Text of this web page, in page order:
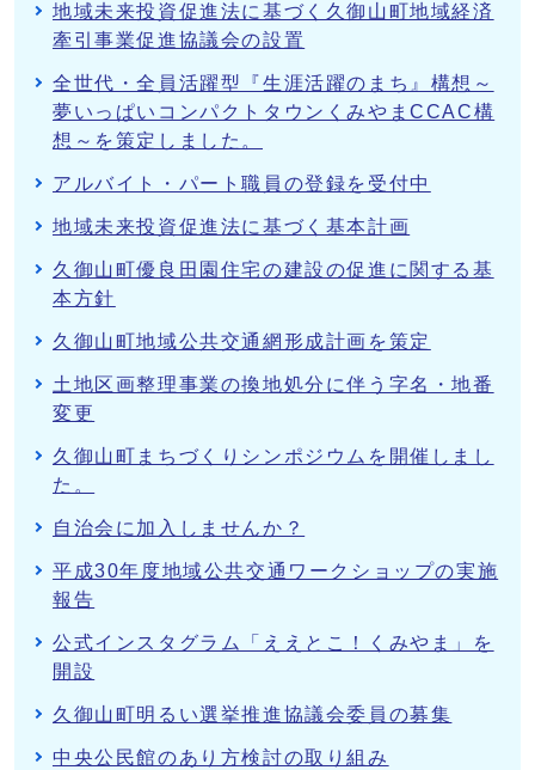
地域未来投資促進法に基づく久御山町地域経済
牽引事業促進協議会の設置
全世代・全員活躍型『生涯活躍のまち』構想～
夢いっぱいコンパクトタウンくみやまCCAC構
想～を策定しました。
アルバイト・パート職員の登録を受付中
地域未来投資促進法に基づく基本計画
久御山町優良田園住宅の建設の促進に関する基
本方針
久御山町地域公共交通網形成計画を策定
土地区画整理事業の換地処分に伴う字名・地番
変更
久御山町まちづくりシンポジウムを開催しまし
た。
自治会に加入しませんか？
平成30年度地域公共交通ワークショップの実施
報告
公式インスタグラム「ええとこ！くみやま」を
開設
久御山町明るい選挙推進協議会委員の募集
中央公民館のあり方検討の取り組み